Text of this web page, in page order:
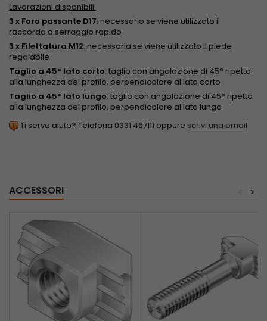
Lavorazioni disponibili:
3 x Foro passante D17: necessario se viene utilizzato il
raccordo a serraggio rapido
3 x Filettatura M12: necessaria se viene utilizzato il piede
regolabile
Taglio a 45° lato corto: taglio con angolazione di 45° ripetto
alla lunghezza del profilo, perpendicolare al lato corto
Taglio a 45° lato lungo: taglio con angolazione di 45° ripetto
alla lunghezza del profilo, perpendicolare al lato lungo
Ti serve aiuto? Telefona 0331 467111 oppure scrivi una email
ACCESSORI >